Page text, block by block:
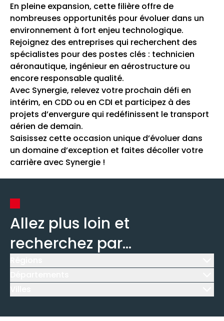
En pleine expansion, cette filière offre de
nombreuses opportunités pour évoluer dans un
environnement à fort enjeu technologique.
Rejoignez des entreprises qui recherchent des
spécialistes pour des postes clés : technicien
aéronautique, ingénieur en aérostructure ou
encore responsable qualité.
Avec Synergie, relevez votre prochain défi en
intérim, en CDD ou en CDI et participez à des
projets d’envergure qui redéfinissent le transport
aérien de demain.
Saisissez cette occasion unique d’évoluer dans
un domaine d’exception et faites décoller votre
carrière avec Synergie !
Allez plus loin et
recherchez par...